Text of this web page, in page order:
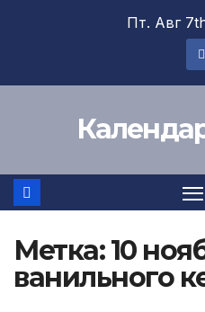
Пт. Авг
Метка:10
ванильного